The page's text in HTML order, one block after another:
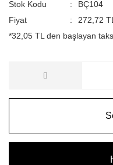
Stok Kodu
BÇ104
Fiyat
272,72
*32,05 TL den başlayan